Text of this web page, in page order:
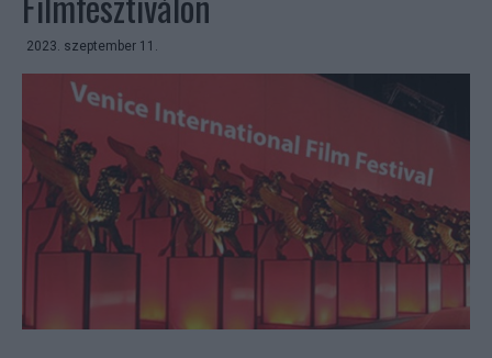
2023. szeptember 11.